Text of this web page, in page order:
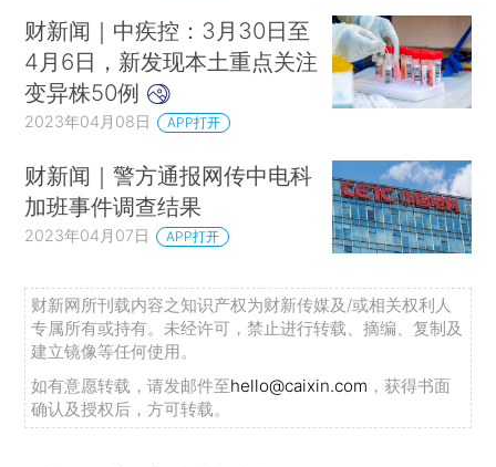
财新闻｜中疾控：3月30日至
4月6日，新发现本土重点关注
变异株50例
2023年04月08日 APP打开
财新闻｜警方通报网传中电科
加班事件调查结果
2023年04月07日 APP打开
财新网所刊载内容之知识产权为财新传媒及/或相关权利人
专属所有或持有。未经许可，禁止进行转载、摘编、复制及
建立镜像等任何使用。
如有意愿转载，请发邮件至hello@caixin.com ，获得书面
确认及授权后，方可转载。